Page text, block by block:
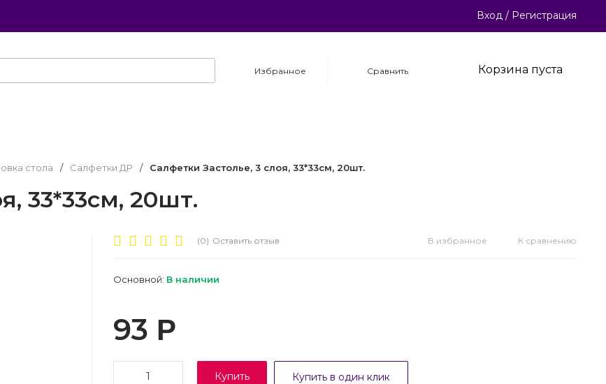
Вход / Регистрация
Избранное Сравнить Корзина пуста
стола / Салфетки ДР / Салфетки Застолье, 3 слоя, 33*33см, 20шт.
33*33см, 20шт.
(0) Оставить отзыв В избранное К сравнению
Основной: В наличии
93 Р
Купить Купить в один клик